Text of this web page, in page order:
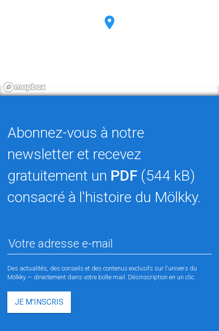
Abonnez-vous à notre
newsletter et recevez
gratuitement un PDF (544 kB)
consacré à l'histoire du Mölkky.
Des actualités, des conseils et des contenus exclusifs sur l'univers du
Mölkky — directement dans votre boîte mail. Désinscription en un clic.
JE M'INSCRIS